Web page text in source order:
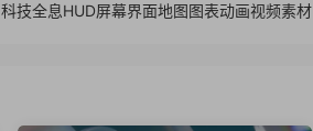
科技全息HUD屏幕界面地图图表动画视频素材